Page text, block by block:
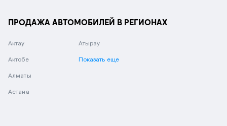
ПРОДАЖА АВТОМОБИЛЕЙ В РЕГИОНАХ
Актау
Актобе
Алматы
Астана
Атырау
Показать еще